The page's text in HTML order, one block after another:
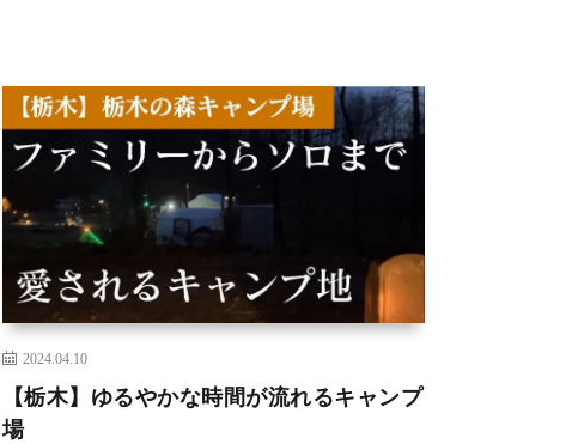
2024.04.10
【栃木】ゆるやかな時間が流れるキャンプ
場